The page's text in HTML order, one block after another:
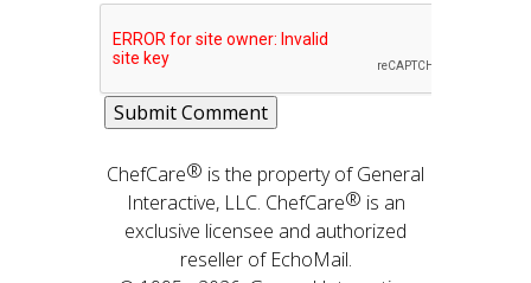
ChefCare® is the property of General
Interactive, LLC. ChefCare® is an
exclusive licensee and authorized
reseller of EchoMail.